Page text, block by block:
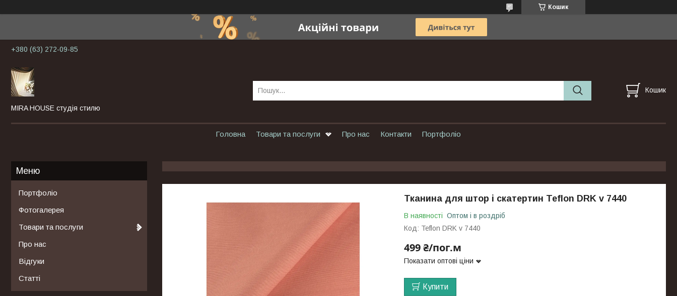
Кошик
+380 (63) 272-09-85
MIRA HOUSE студія стилю
Кошик
Головна Товари та послуги Про нас Контакти Портфоліо
Тканина для штор і скатертин Teflon DRK v 7440
В наявності Оптом і в роздріб
Код: Teflon DRK v 7440
499 ₴/пог.м
Показати оптові ціни
Купити
Портфоліо
Фотогалерея
Товари та послуги
Про нас
Відгуки
Статті